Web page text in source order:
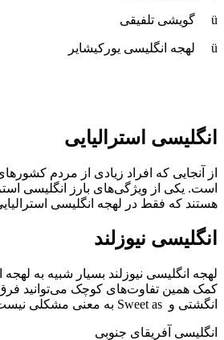
ü گویشی تلفیقی
ü لهجه انگلیسی یورکیشایر
انگلیسی استرالیایی
از آنجایی که افراد زیادی از مردم
است. یکی از ویژگی‌های بارز انگلیسی
هستند که فقط در لهجه انگلیسی
انگلیسی نیوزلند
لهجه انگلیسی نیوزلند بسیار شبیه به
کمک همین تفاوت‌های کوچک می‌توانید فرق
انگشتی و Sweet as به معنی مشکلی نیست، فقط در لهجه انگلیسی نیوزلند به گوش می‌خورند.
انگلیسی آفریقای جنوبی